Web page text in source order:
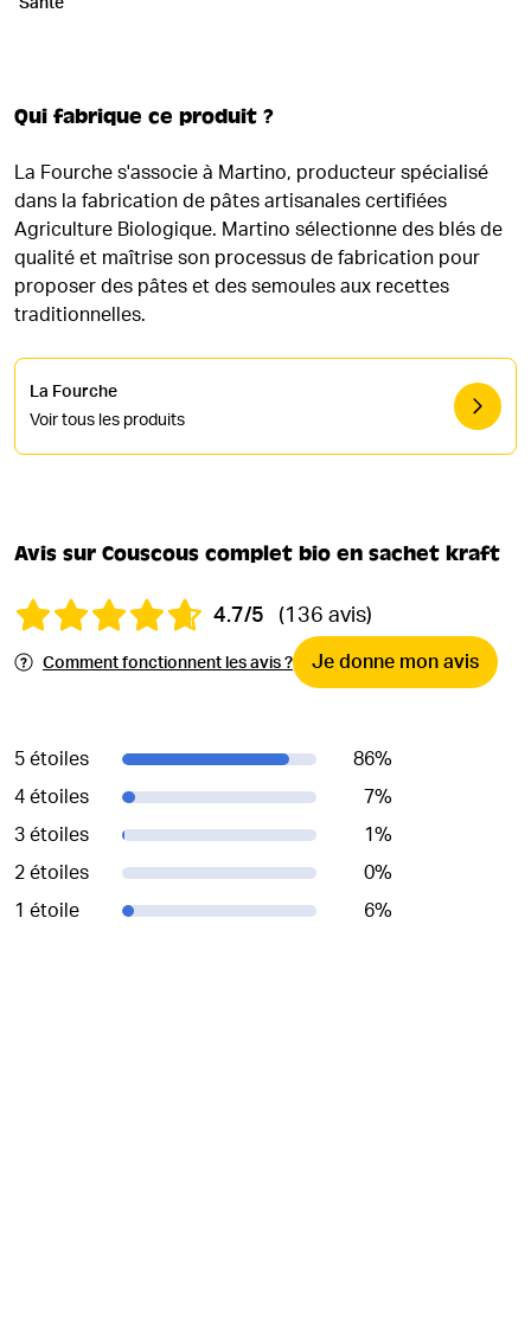
Santé
Qui fabrique ce produit ?
La Fourche s'associe à Martino, producteur spécialisé
dans la fabrication de pâtes artisanales certifiées
Agriculture Biologique. Martino sélectionne des blés de
qualité et maîtrise son processus de fabrication pour
proposer des pâtes et des semoules aux recettes
traditionnelles.
La Fourche
Voir tous les produits
Avis sur Couscous complet bio en sachet kraft
4.7/5 (136 avis)
Comment fonctionnent les avis ? Je donne mon avis
5 étoiles 86%
4 étoiles
7%
3 étoiles
1 %
2 étoiles
0%
1 étoile
6%